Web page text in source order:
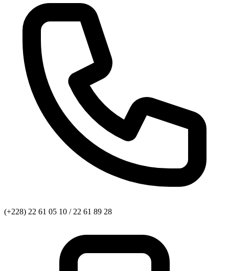
(+228) 22 61 05 10 / 22 61 89 28